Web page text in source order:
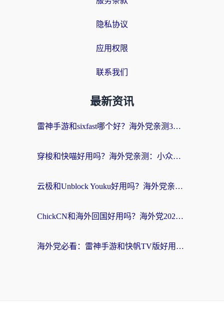
隐私协议
应用权限
联系我们
最新资讯
雷神手游和sixfast哪个好？海外党亲测3款回国加速器，教你选对不踩坑
穿梭和快喵好用吗？海外党亲测：小众加速器对比+番茄加速器深度体验
云极和Unblock Youku好用吗？海外党亲测+2026回国加速器避坑指南
ChickCN和海外回国好用吗？海外党2026亲测：从手游到影音，选对加速器的3个关键
海外党必看：雷神手游和快帆TV版好用吗？3步选对回国加速器不踩坑